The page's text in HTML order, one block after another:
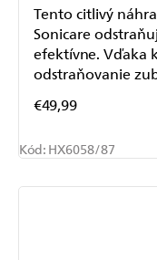
€49,99
Tento citlivý
Sonicare
efektívne. Vďaka
odstraňovanie
Kód: HX6058/87